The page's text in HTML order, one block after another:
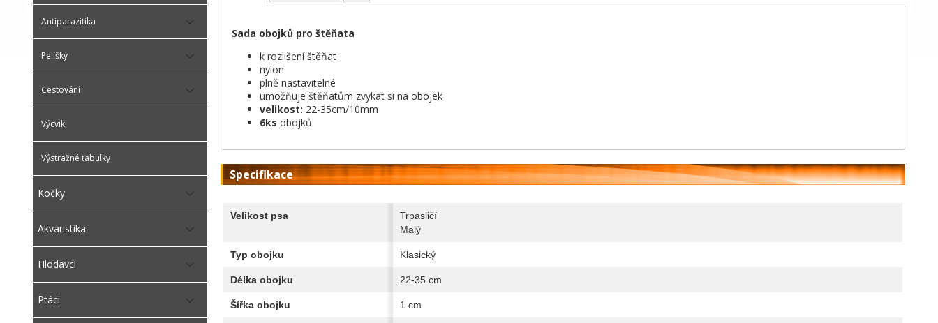
Antiparazitika
Pelíšky
Cestování
Výcvik
Výstražné tabulky
Kočky
Akvaristika
Hlodavci
Ptáci
Sada obojků pro štěňata
k rozlišení štěňat
nylon
plně nastavitelné
umožňuje štěňatům zvykat si na obojek
velikost: 22-35cm/10mm
6ks obojků
Specifikace
Velikost psa
Trpasličí
Malý
Typ obojku Klasický
Délka obojku 22-35 cm
Šířka obojku 1 cm